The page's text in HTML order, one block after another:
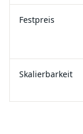
Festpreis
Skalierbarkeit